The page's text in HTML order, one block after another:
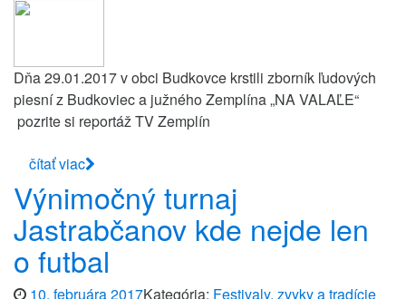
Dňa 29.01.2017 v obci Budkovce krstili zborník ľudových
piesní z Budkoviec a južného Zemplína „NA VALAĽE“
pozrite si reportáž TV Zemplín
čítať viac
Výnimočný turnaj
Jastrabčanov kde nejde len
o futbal
10. februára 2017Kategória: Festivaly, zvyky a tradície